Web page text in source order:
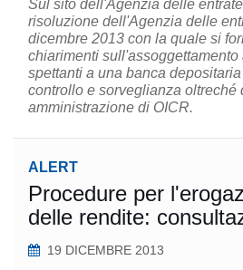
Sul sito dell'Agenzia delle
risoluzione dell'Agenzia delle
dicembre 2013 con la quale si
chiarimenti
spettanti a una banca
controllo e sorveglianza oltreché
amministrazione di OICR.
ALERT
Procedure per
delle rendite:
19 DICEMBRE 2013